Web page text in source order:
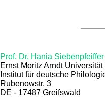
Prof. Dr. Hania Siebenpfeiffer
Ernst Moritz Arndt
Institut für deutsche
Rubenowstr. 3
DE - 17487 Greifswald